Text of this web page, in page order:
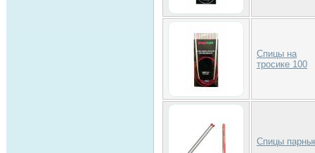
Спицы на
тросике 100
Спицы